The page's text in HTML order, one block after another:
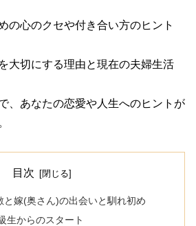
の心のクセや付き合い方のヒント
大切にする理由と現在の夫婦生活
、あなたの恋愛や人生へのヒントが
目次
と嫁(奥さん)の出会いと馴れ初め
生からのスタート